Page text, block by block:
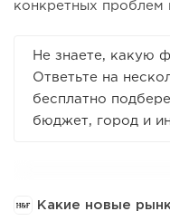
конкретных проблем
Не знаете, какую
Ответьте на
бесплатно
бюджет, город и
Какие новые